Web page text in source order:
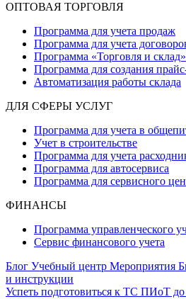
ОПТОВАЯ ТОРГОВЛЯ
Программа для учета продаж
Программа для учета
Программа «Торговля и склад»
Программа для создания
Автоматизация работы склада
ДЛЯ СФЕРЫ УСЛУГ
Программа для учета в
Учет в строительстве
Программа для учета
Программа для автосервиса
Программа для сервисного
ФИНАНСЫ
Программа управленческого
Сервис финансового учета
Блог Учебный центр Мероприятия
и инструкции
Успеть подготовиться к ТС ПИоТ